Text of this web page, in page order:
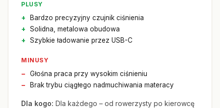
PLUSY
Bardzo precyzyjny czujnik ciśnienia
Solidna, metalowa obudowa
Szybkie ładowanie przez USB-C
MINUSY
Głośna praca przy wysokim ciśnieniu
Brak trybu ciągłego nadmuchiwania materacy
Dla kogo: Dla każdego – od rowerzysty po kierowcę